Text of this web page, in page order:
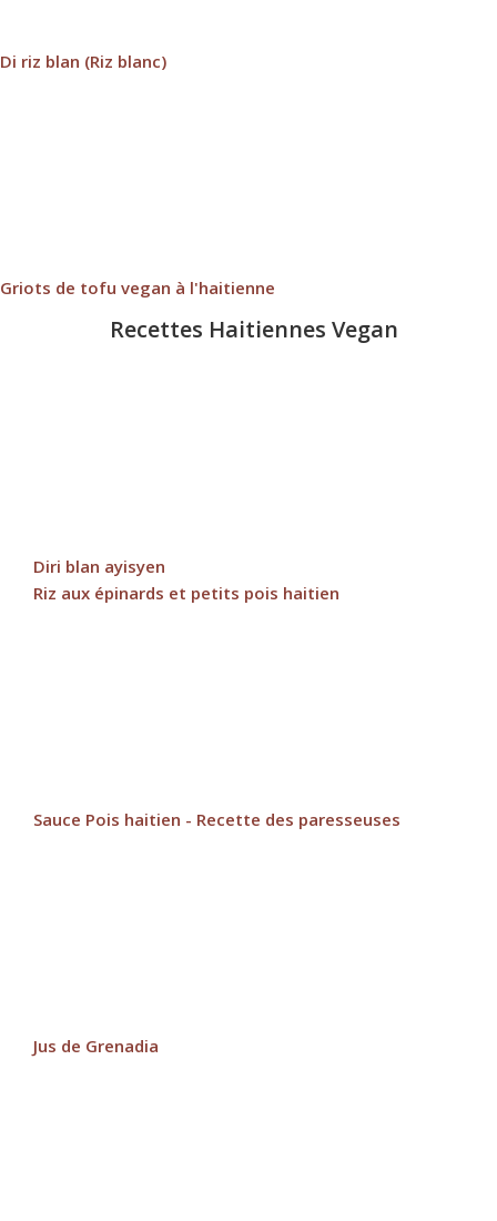
Di riz blan (Riz blanc)
Griots de tofu vegan à l'haitienne
Recettes Haitiennes Vegan
Diri blan ayisyen
Riz aux épinards et petits pois haitien
Sauce Pois haitien - Recette des paresseuses
Jus de Grenadia